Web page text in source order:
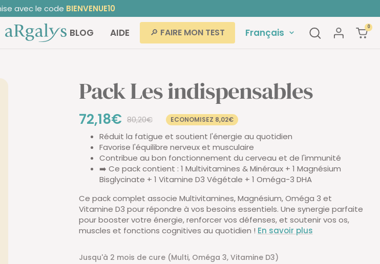
⭐ | +30 000 clients satisfaits
ARGALYS BLOG AIDE 🔎 FAIRE MON TEST Langue
Français 0
Pack Les indispensables
Prix
de
vente
72,18€ Prix
normal
80,20€ ECONOMISEZ 8,02€
Réduit la fatigue et soutient l'énergie au quotidien
Favorise l'équilibre nerveux et musculaire
Contribue au bon fonctionnement du cerveau et de l'immunité
➡️ Ce pack contient : 1 Multivitamines & Minéraux + 1 Magnésium
Bisglycinate + 1 Vitamine D3 Végétale + 1 Oméga-3 DHA
Ce pack complet associe Multivitamines, Magnésium, Oméga 3 et
Vitamine D3 pour répondre à vos besoins essentiels. Une synergie parfaite
pour booster votre énergie, renforcer vos défenses, et soutenir vos os,
muscles et fonctions cognitives au quotidien ! En savoir plus
Jusqu'à 2 mois de cure (Multi, Oméga 3, Vitamine D3)